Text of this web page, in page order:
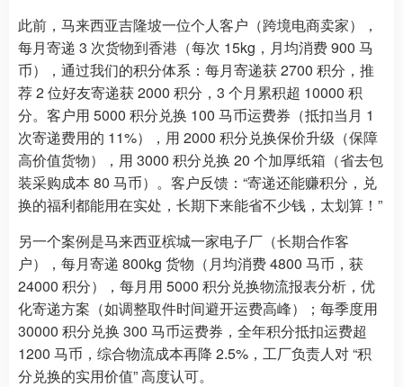
此前，马来西亚吉隆坡一位个人客户（跨境电商卖家），
每月寄递 3 次货物到香港（每次 15kg，月均消费 900 马
币），通过我们的积分体系：每月寄递获 2700 积分，推
荐 2 位好友寄递获 2000 积分，3 个月累积超 10000 积
分。客户用 5000 积分兑换 100 马币运费券（抵扣当月 1
次寄递费用的 11%），用 2000 积分兑换保价升级（保障
高价值货物），用 3000 积分兑换 20 个加厚纸箱（省去包
装采购成本 80 马币）。客户反馈：“寄递还能赚积分，兑
换的福利都能用在实处，长期下来能省不少钱，太划算！”
另一个案例是马来西亚槟城一家电子厂（长期合作客
户），每月寄递 800kg 货物（月均消费 4800 马币，获
24000 积分），每月用 5000 积分兑换物流报表分析，优
化寄递方案（如调整取件时间避开运费高峰）；每季度用
30000 积分兑换 300 马币运费券，全年积分抵扣运费超
1200 马币，综合物流成本再降 2.5%，工厂负责人对 “积
分兑换的实用价值” 高度认可。